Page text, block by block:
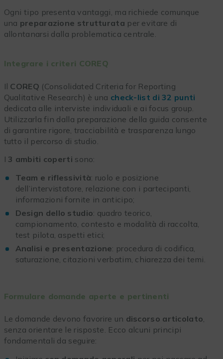
Ogni tipo presenta vantaggi, ma richiede comunque
una preparazione strutturata per evitare di
allontanarsi dalla problematica centrale.
Integrare i criteri COREQ
Il COREQ (Consolidated Criteria for Reporting
Qualitative Research) è una check-list di 32 punti
dedicata alle interviste individuali e ai focus group.
Utilizzarla fin dalla preparazione della guida consente
di garantire rigore, tracciabilità e trasparenza lungo
tutto il percorso di studio.
I 3 ambiti coperti sono:
Team e riflessività: ruolo e posizione
dell’intervistatore, relazione con i partecipanti,
informazioni fornite in anticipo;
Design dello studio: quadro teorico,
campionamento, contesto e modalità di raccolta,
test pilota, aspetti etici;
Analisi e presentazione: procedura di codifica,
saturazione, citazioni verbatim, chiarezza dei temi.
Formulare domande aperte e pertinenti
Le domande devono favorire un discorso articolato,
senza orientare le risposte. Ecco alcuni principi
fondamentali da seguire: